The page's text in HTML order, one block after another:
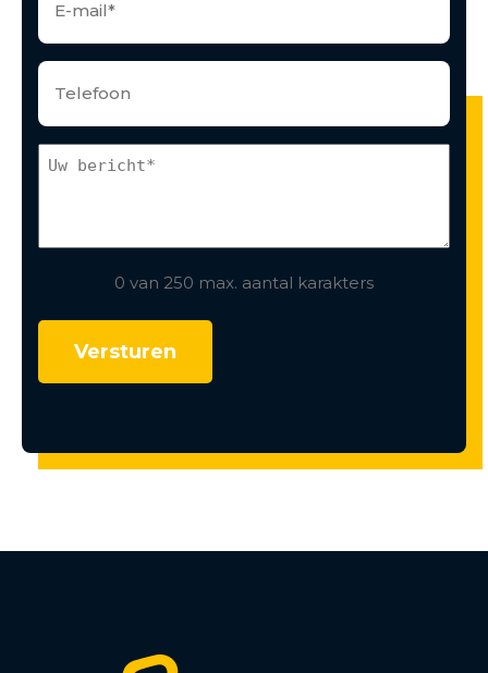
0 van 250 max. aantal karakters